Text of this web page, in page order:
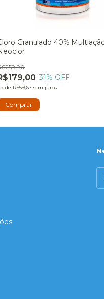
Granulado 40%
31 % OFF
x de R$59,67 sem juros